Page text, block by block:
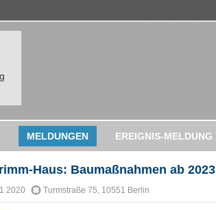
MELDUNGEN EREIGNIS-MELDUNG
Haus: Baumaßnahmen ab 2023
2020 Turmstraße 75, 10551 Berlin